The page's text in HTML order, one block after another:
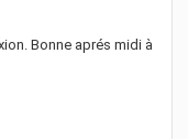
Bonne aprés midi à